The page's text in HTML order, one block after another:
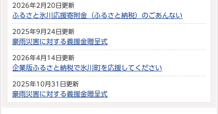
2026年2月20日更新
ふるさと氷川応援寄附金（ふるさと納税）のごあんない
2025年9月24日更新
豪雨災害に対する義援金贈呈式
2026年4月14日更新
企業版ふるさと納税で氷川町を応援してください
2025年10月31日更新
豪雨災害に対する義援金贈呈式